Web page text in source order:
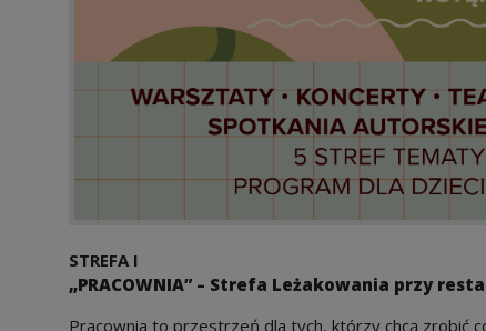
STREFA I
„PRACOWNIA” – Strefa Leżakowania przy
Pracownia to przestrzeń dla tych, którzy chcą zrobić